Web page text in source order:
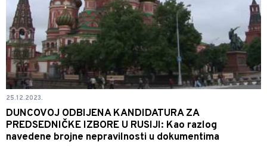
25.12.2023.
DUNCOVOJ ODBIJENA KANDIDATURA ZA
PREDSEDNIČKE IZBORE U RUSIJI: Kao razlog
navedene brojne nepravilnosti u dokumentima